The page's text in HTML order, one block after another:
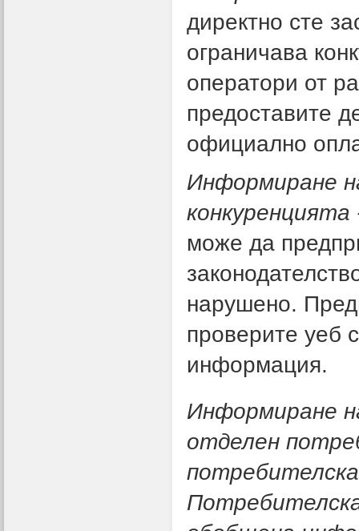
директно сте
ограничава
оператори от
предоставите
официално
Информиране
може да
нарушено.
проверите уеб
информация.
Информиране
отделен